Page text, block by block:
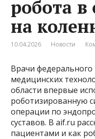
робота
на
10.04.2026 Новости
Врачи
медицинских
области впервые
роботизированную
операции по
суставов. В aif.ru
пациентами и как